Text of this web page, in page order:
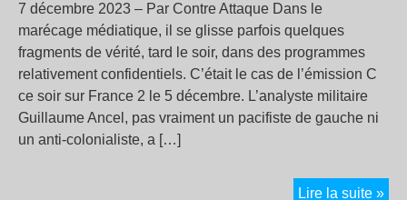
7 décembre 2023 – Par Contre Attaque Dans le
marécage médiatique, il se glisse parfois quelques
fragments de vérité, tard le soir, dans des programmes
relativement confidentiels. C’était le cas de l’émission C
ce soir sur France 2 le 5 décembre. L’analyste militaire
Guillaume Ancel, pas vraiment un pacifiste de gauche ni
un anti-colonialiste, a […]
Lire la suite »